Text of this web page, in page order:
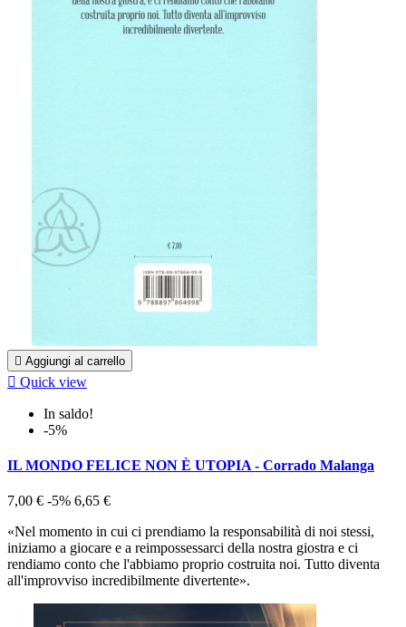
 Aggiungi al carrello
 Quick view
In saldo!
-5%
IL MONDO FELICE NON È UTOPIA - Corrado Malanga
7,00 € -5% 6,65 €
«Nel momento in cui ci prendiamo la responsabilità di noi stessi,
iniziamo a giocare e a reimpossessarci della nostra giostra e ci
rendiamo conto che l'abbiamo proprio costruita noi. Tutto diventa
all'improvviso incredibilmente divertente».